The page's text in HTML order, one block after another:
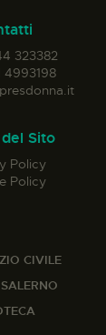
323382
4993198
Sito
Policy
Policy
CIVILE